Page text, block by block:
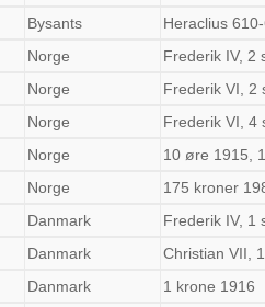
Bysants Heraclius
Norge Frederik IV, 2
Norge Frederik VI, 2
Norge Frederik VI, 4
Norge 10 øre 1915,
Norge 175 kroner
Danmark Frederik IV, 1
Danmark Christian VII,
Danmark 1 krone 1916